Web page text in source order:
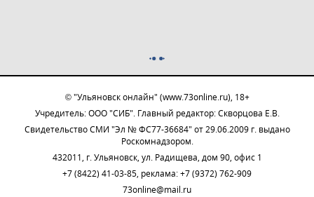
© "Ульяновск онлайн" (www.73online.ru), 18+
Учредитель: ООО "СИБ". Главный редактор: Скворцова Е.В.
Свидетельство СМИ "Эл № ФС77-36684" от 29.06.2009 г. выдано
Роскомнадзором.
432011, г. Ульяновск, ул. Радищева, дом 90, офис 1
+7 (8422) 41-03-85, реклама: +7 (9372) 762-909
73online@mail.ru